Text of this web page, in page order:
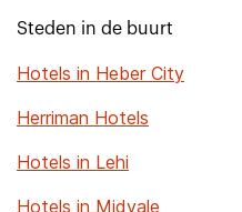
Steden in de buurt
Hotels in Heber City
Herriman Hotels
Hotels in Lehi
Hotels in Midvale